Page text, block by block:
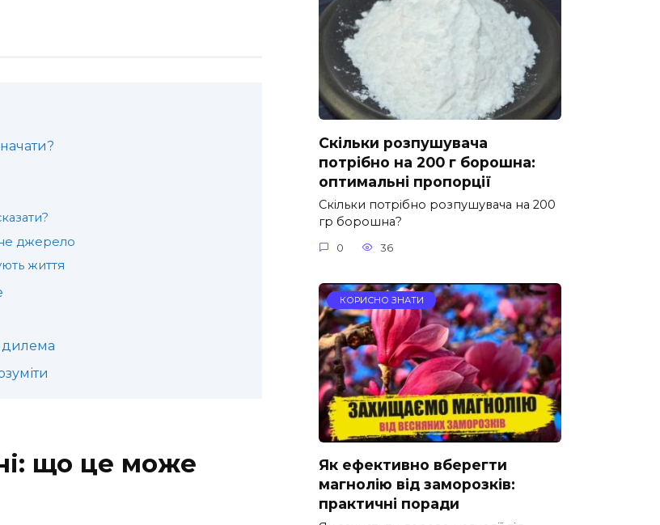
джерело
життя
дилема
що це може
Скільки розпушувача
потрібно на 200 г борошна:
оптимальні пропорції
Скільки потрібно розпушувача на 200
гр борошна?
0 36
КОРИСНО ЗНАТИ
Як ефективно вберегти
магнолію від заморозків:
практичні поради